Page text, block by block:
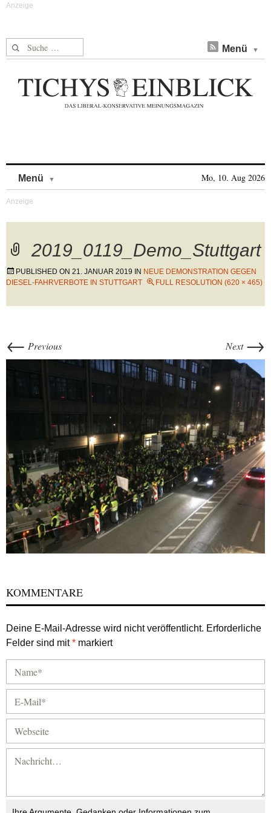
Suche nach: Menü
Menü Mo, 10. Aug 2026
2019_0119_Demo_Stuttgart
PUBLISHED ON 21. JANUAR 2019 IN NEUE DEMONSTRATION GEGEN
DIESEL-FAHRVERBOTE IN STUTTGART
FULL RESOLUTION (620 × 465)
← Previous Next →
KOMMENTARE
Deine E-Mail-Adresse wird nicht veröffentlicht. Erforderliche
Felder sind mit* markiert